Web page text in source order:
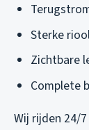
Sterke
Zichtbare
Complete
Wij rijden 24/